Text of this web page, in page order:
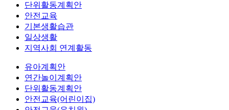
단위활동계획안
안전교육
기본생활습관
일상생활
지역사회 연계활동
유아계획안
연간놀이계획안
단위활동계획안
안전교육(어린이집)